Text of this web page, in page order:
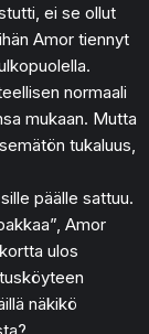
ei se ollut
Amor tiennyt
normaali
mukaan. Mutta
tukaluus,
päälle sattuu.
Amor
ulos
näkikö